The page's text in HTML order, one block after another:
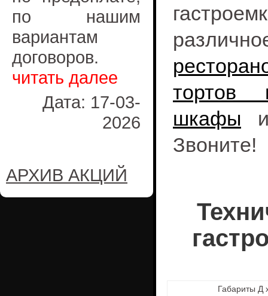
по нашим
вариантам
договоров.
читать далее
Дата: 17-03-
2026
АРХИВ АКЦИЙ
тортов
шкафы
Звоните!
Габариты